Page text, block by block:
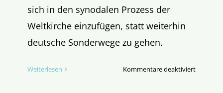
sich in den synodalen Prozess der
Weltkirche einzufügen, statt weiterhin
deutsche Sonderwege zu gehen.
Weiterlesen Kommentare deaktiviertfür